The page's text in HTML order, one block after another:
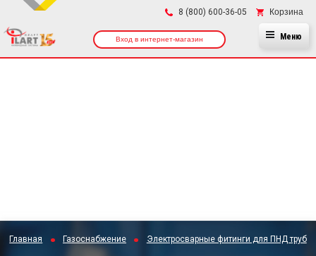
8 (800) 600-36-05 Корзина
Вход в интернет-магазин Меню
Главная Газоснабжение Электросварные фитинги для ПНД труб
×